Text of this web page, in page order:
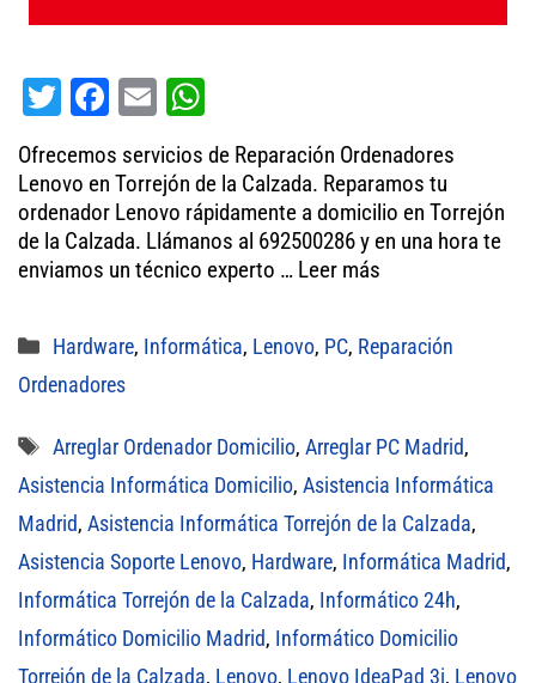
T
tt
er
Fa
bo
ok
E
m
ail
ha
ts
A
pp
Ofrecemos servicios de Reparación Ordenadores
Lenovo en Torrejón de la Calzada. Reparamos tu
ordenador Lenovo rápidamente a domicilio en Torrejón
de la Calzada. Llámanos al 692500286 y en una hora te
enviamos un técnico experto … Leer más
Categorías
Hardware, Informática, Lenovo, PC, Reparación
Ordenadores
Etiquetas
Arreglar Ordenador Domicilio, Arreglar PC Madrid,
Asistencia Informática Domicilio, Asistencia Informática
Madrid, Asistencia Informática Torrejón de la Calzada,
Asistencia Soporte Lenovo, Hardware, Informática Madrid,
Informática Torrejón de la Calzada, Informático 24h,
Informático Domicilio Madrid, Informático Domicilio
Torrejón de la Calzada, Lenovo, Lenovo IdeaPad 3i, Lenovo